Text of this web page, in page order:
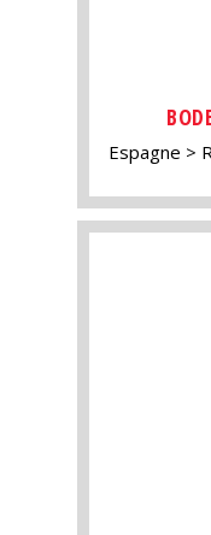
Espagne